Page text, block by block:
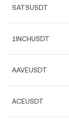
SATSUSDT
1INCHUSDT
AAVEUSDT
ACEUSDT